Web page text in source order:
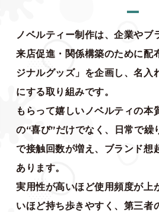
ノベルティー制作は、企業やブ
来店促進・関係構築のために配
ジナルグッズ」を企画し、名入
にする取り組みです。
もらって嬉しいノベルティの本
の“喜び”だけでなく、日常で繰
で接触回数が増え、ブランド想
あります。
実用性が高いほど使用頻度が上
いほど持ち歩きやすく、第三者